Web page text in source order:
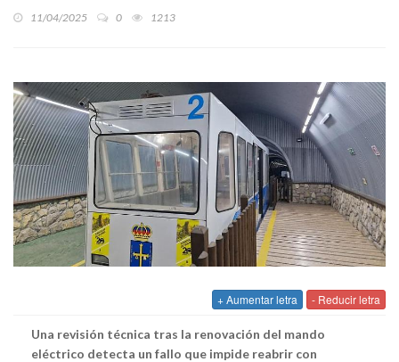
11/04/2025 0 1213
+ Aumentar letra - Reducir letra
Una revisión técnica tras la renovación del mando
eléctrico detecta un fallo que impide reabrir con